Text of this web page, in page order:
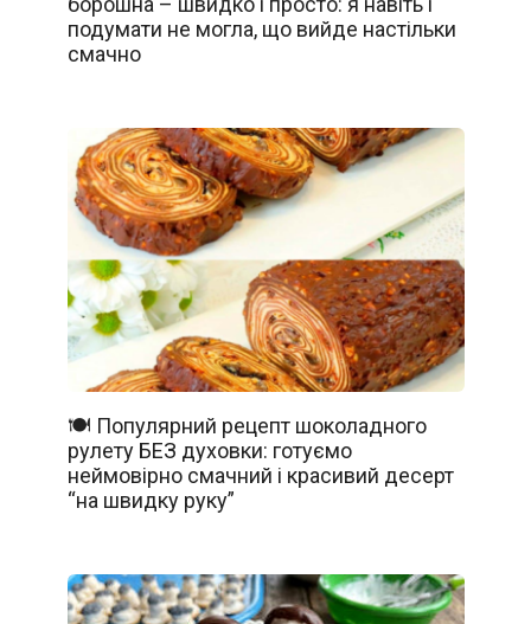
подумати не могла, що вийде настільки
смачно
🍽️ Популярний рецепт шоколадного
рулету БЕЗ духовки: готуємо
неймовірно смачний і красивий десерт
“на швидку руку”